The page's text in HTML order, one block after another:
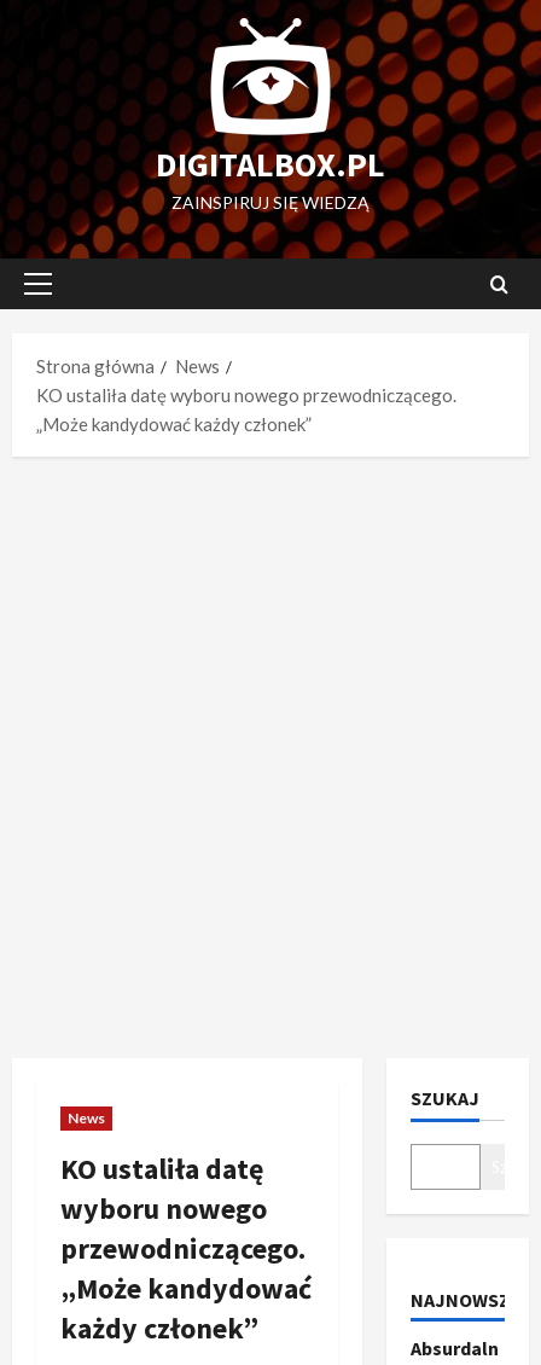
DIGITALBOX.PL
ZAINSPIRUJ SIĘ WIEDZĄ
Menu
Strona główna
News
KO ustaliła datę wyboru nowego przewodniczącego.
„Może kandydować każdy członek”
News
KO ustaliła datę
wyboru nowego
przewodniczącego.
„Może kandydować
każdy członek”
SZUKAJ
NAJNOWSZE
Absurdaln